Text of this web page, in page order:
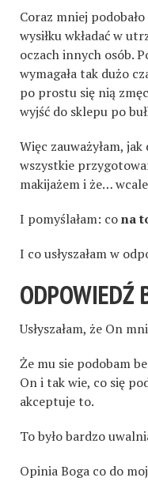
Coraz mniej
wysiłku wkładać w
oczach innych osób.
wymagała tak dużo
po prostu się nią
wyjść do sklepu po
Więc zauważyłam,
wszystkie
makijażem i że…
I pomyślałam: cona
I co usłyszałam w
ODPOWIEDŹ
Usłyszałam, że On
Że mu sie podobam
On i tak wie, co się
akceptuje to.
To było bardzo
Opinia Boga co do